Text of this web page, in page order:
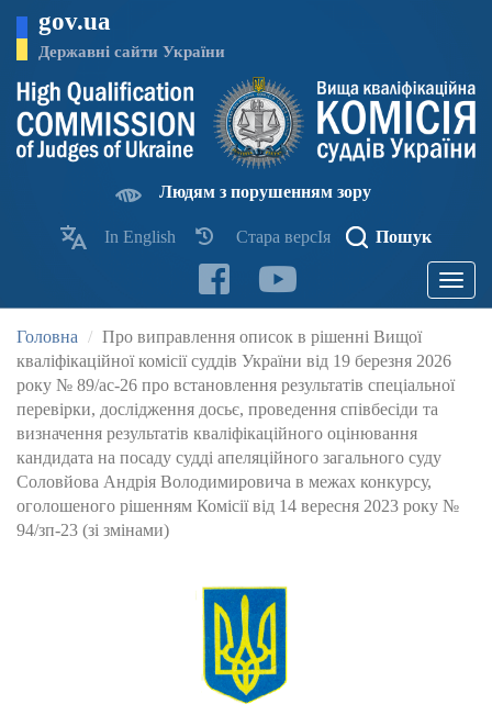
основного
матеріалу
gov.ua
Державні сайти України
Людям з порушенням зору
In English Стара версІя Пошук
Toggle
Головна
Про виправлення описок в рішенні Вищої
кваліфікаційної комісії суддів України від 19 березня 2026
року № 89/ас-26 про встановлення результатів спеціальної
перевірки, дослідження досьє, проведення співбесіди та
визначення результатів кваліфікаційного оцінювання
кандидата на посаду судді апеляційного загального суду
Соловйова Андрія Володимировича в межах конкурсу,
оголошеного рішенням Комісії від 14 вересня 2023 року №
94/зп-23 (зі змінами)